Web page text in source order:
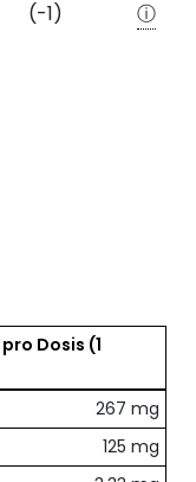
(-1) ⓘ
pro Dosis
Dosis (1
267 mg
125 mg